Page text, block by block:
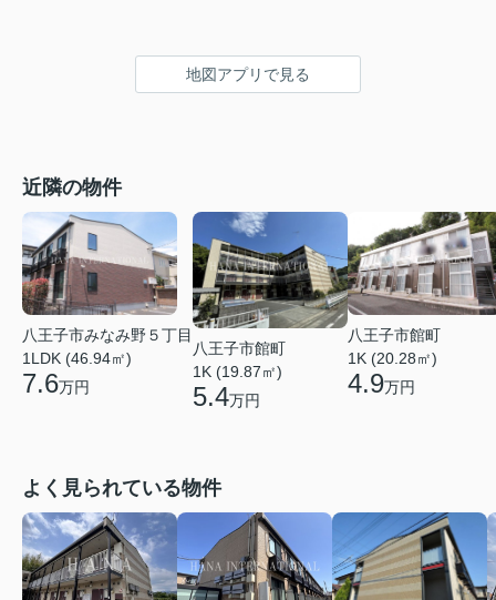
地図アプリで見る
近隣の物件
八王子市みなみ野５丁目
1LDK (46.94㎡)
7.6万円
八王子市館町
1K (19.87㎡)
5.4万円
八王子市館町
1K (20.28㎡)
4.9万円
よく見られている物件